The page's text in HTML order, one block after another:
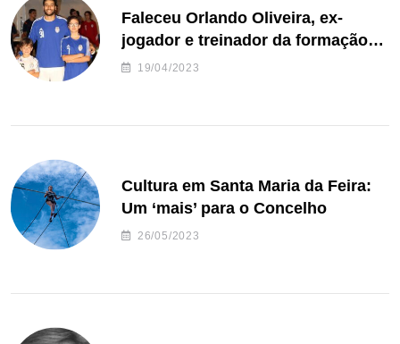
Faleceu Orlando Oliveira, ex-
jogador e treinador da formação
de andebol do Feirense
19/04/2023
Cultura em Santa Maria da Feira:
Um ‘mais’ para o Concelho
26/05/2023